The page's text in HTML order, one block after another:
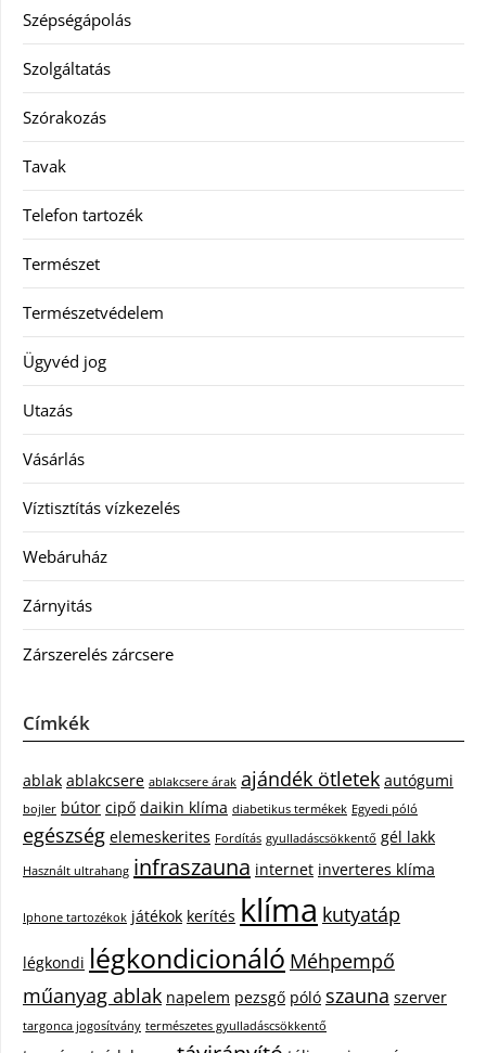
Szépségápolás
Szolgáltatás
Szórakozás
Tavak
Telefon tartozék
Természet
Természetvédelem
Ügyvéd jog
Utazás
Vásárlás
Víztisztítás vízkezelés
Webáruház
Zárnyitás
Zárszerelés zárcsere
Címkék
ablak ablakcsere ablakcsere árak ajándék ötletek autógumi
bojler bútor cipő daikin klíma diabetikus termékek Egyedi póló
egészség elemeskerites Fordítás gyulladáscsökkentő gél lakk
Használt ultrahang infraszauna internet inverteres klíma
Iphone tartozékok játékok kerítés klíma kutyatáp
légkondi légkondicionáló Méhpempő
műanyag ablak napelem pezsgő póló szauna szerver
targonca jogosítvány természetes gyulladáscsökkentő